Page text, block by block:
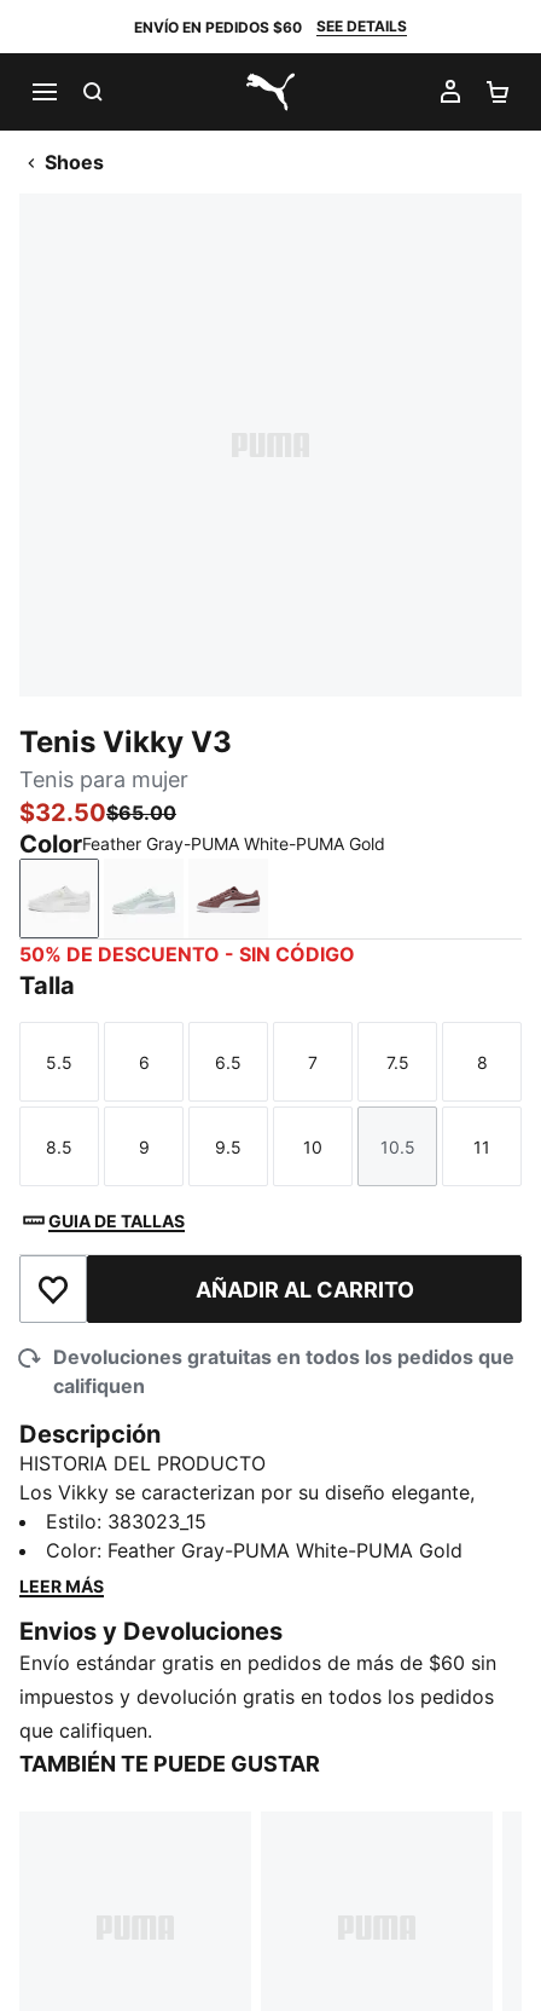
ENVÍO EN PEDIDOS $60 SEE DETAILS
PUMA.com
MI
Shoes
Tenis Vikky V3
Tenis para mujer
$32.50$65.00
ColorFeather Gray-PUMA White-PUMA Gold
Feather Gray-PUMA White-PUMA Gold
Sea Glass-PUMA White
Raisin-PUMA White-Alpine Snow
50% DE DESCUENTO - SIN CÓDIGO
Talla
Talla
5.5
Talla
6
Talla
6.5
Talla
7
Talla
7.5
Talla
8
Talla
8.5
Talla
9
Talla
9.5
Talla
10
Talla
10.5
Talla
11
GUIA DE TALLAS
Añadir a la lista de deseosAÑADIR AL CARRITO
Devoluciones gratuitas en todos los pedidos que
califiquen
Descripción
HISTORIA DEL PRODUCTO
Los Vikky se caracterizan por su diseño elegante,
suave y discreto. Hemos renovado esta silueta familiar
con una moderna suela, pero manteniendo las líneas
minimalistas y los clásicos detalles de los modelos
una amortiguación óptima, para hacer de ellos unos
tenis absolutamente inmejorables de uso diario.
CARACTERÍSTICAS Y BENEFICIOS
SOFTFOAM+: Cómoda plantilla PUMA, diseñada para
proporcionar una amortiguación suave durante todo
Estilo: 383023_15
Color: Feather Gray-PUMA White-PUMA Gold
LEER MÁS
Envios y Devoluciones
Envío estándar gratis en pedidos de más de $60 sin
impuestos y devolución gratis en todos los pedidos
que califiquen.
TAMBIÉN TE PUEDE GUSTAR